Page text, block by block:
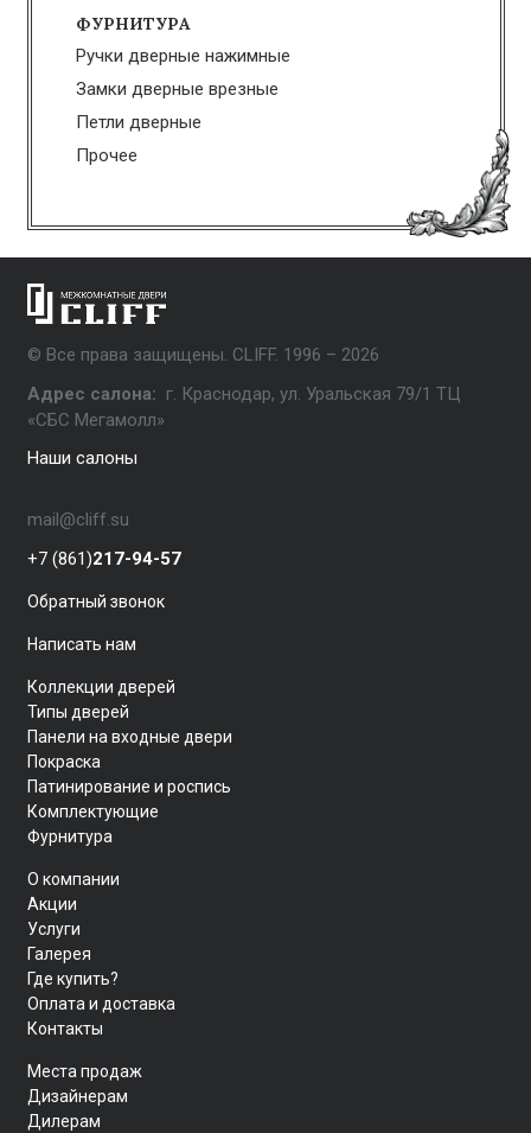
ФУРНИТУРА
Ручки дверные нажимные
Замки дверные врезные
Петли дверные
Прочее
© Все права защищены. CLIFF. 1996 – 2026
Адрес салона: г. Краснодар, ул. Уральская 79/1 ТЦ
«СБС Мегамолл»
Наши салоны
mail@cliff.su
+7 (861)217-94-57
Обратный звонок
Написать нам
Коллекции дверей
Типы дверей
Панели на входные двери
Покраска
Патинирование и роспись
Комплектующие
Фурнитура
О компании
Акции
Услуги
Галерея
Где купить?
Оплата и доставка
Контакты
Места продаж
Дизайнерам
Дилерам